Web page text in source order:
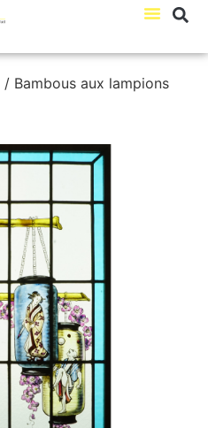
/ Bambous aux lampions